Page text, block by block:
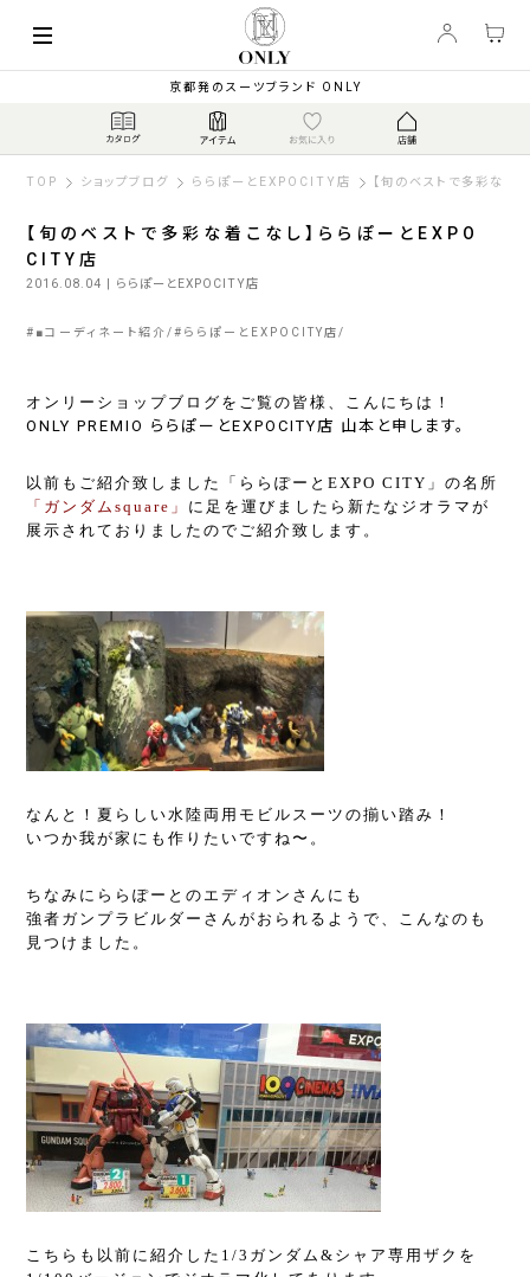
京都発のスーツブランド ONLY
TOP ショップブログ ららぽーとEXPOCITY店 【旬のベストで多彩な
【旬のベストで多彩な着こなし】ららぽーとEXPO
CITY店
2016.08.04 | ららぽーとEXPOCITY店
# ■コーディネート紹介 # ららぽーとEXPOCITY店
オンリーショップブログをご覧の皆様、こんにちは！
ONLY PREMIO ららぽーとEXPOCITY店 山本と申します。
以前もご紹介致しました「ららぽーとEXPO CITY 」の名所
「ガンダムsquare 」 に足を運びましたら新たなジオラマが
展示されておりましたのでご紹介致します。
なんと！夏らしい水陸両用モビルスーツの揃い踏み！
いつか我が家にも作りたいですね〜。
ちなみにららぽーとのエディオンさんにも
強者ガンプラビルダーさんがおられるようで、こんなのも
見つけました。
こちらも以前に紹介した1/3 ガンダム& シャア専用ザクを